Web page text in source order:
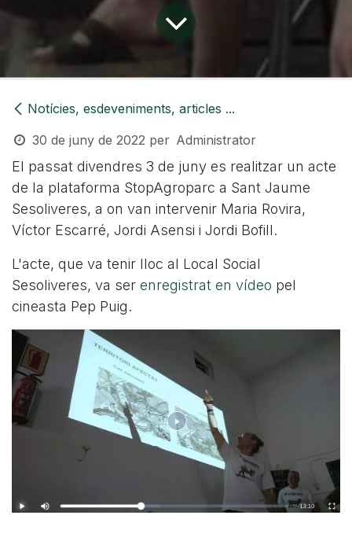
Notícies, esdeveniments, articles ...
30 de juny de 2022 per Administrator
El passat divendres 3 de juny es realitzar un acte
de la plataforma StopAgroparc a Sant Jaume
Sesoliveres, a on van intervenir Maria Rovira,
Víctor Escarré, Jordi Asensi i Jordi Bofill.
L'acte, que va tenir lloc al Local Social
Sesoliveres, va ser enregistrat en vídeo pel
cineasta Pep Puig.